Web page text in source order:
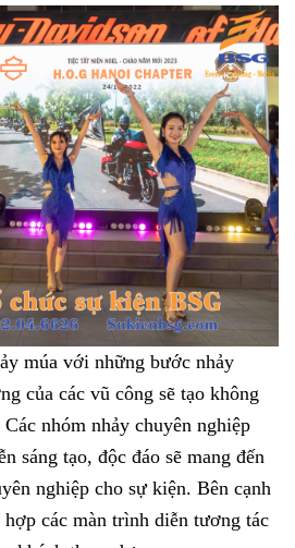
múa với những bước nhảy
của các vũ công sẽ tạo không
nhóm nhảy chuyên nghiệp
sáng tạo, độc đáo sẽ mang đến
nghiệp cho sự kiện. Bên cạnh
các màn trình diễn tương tác